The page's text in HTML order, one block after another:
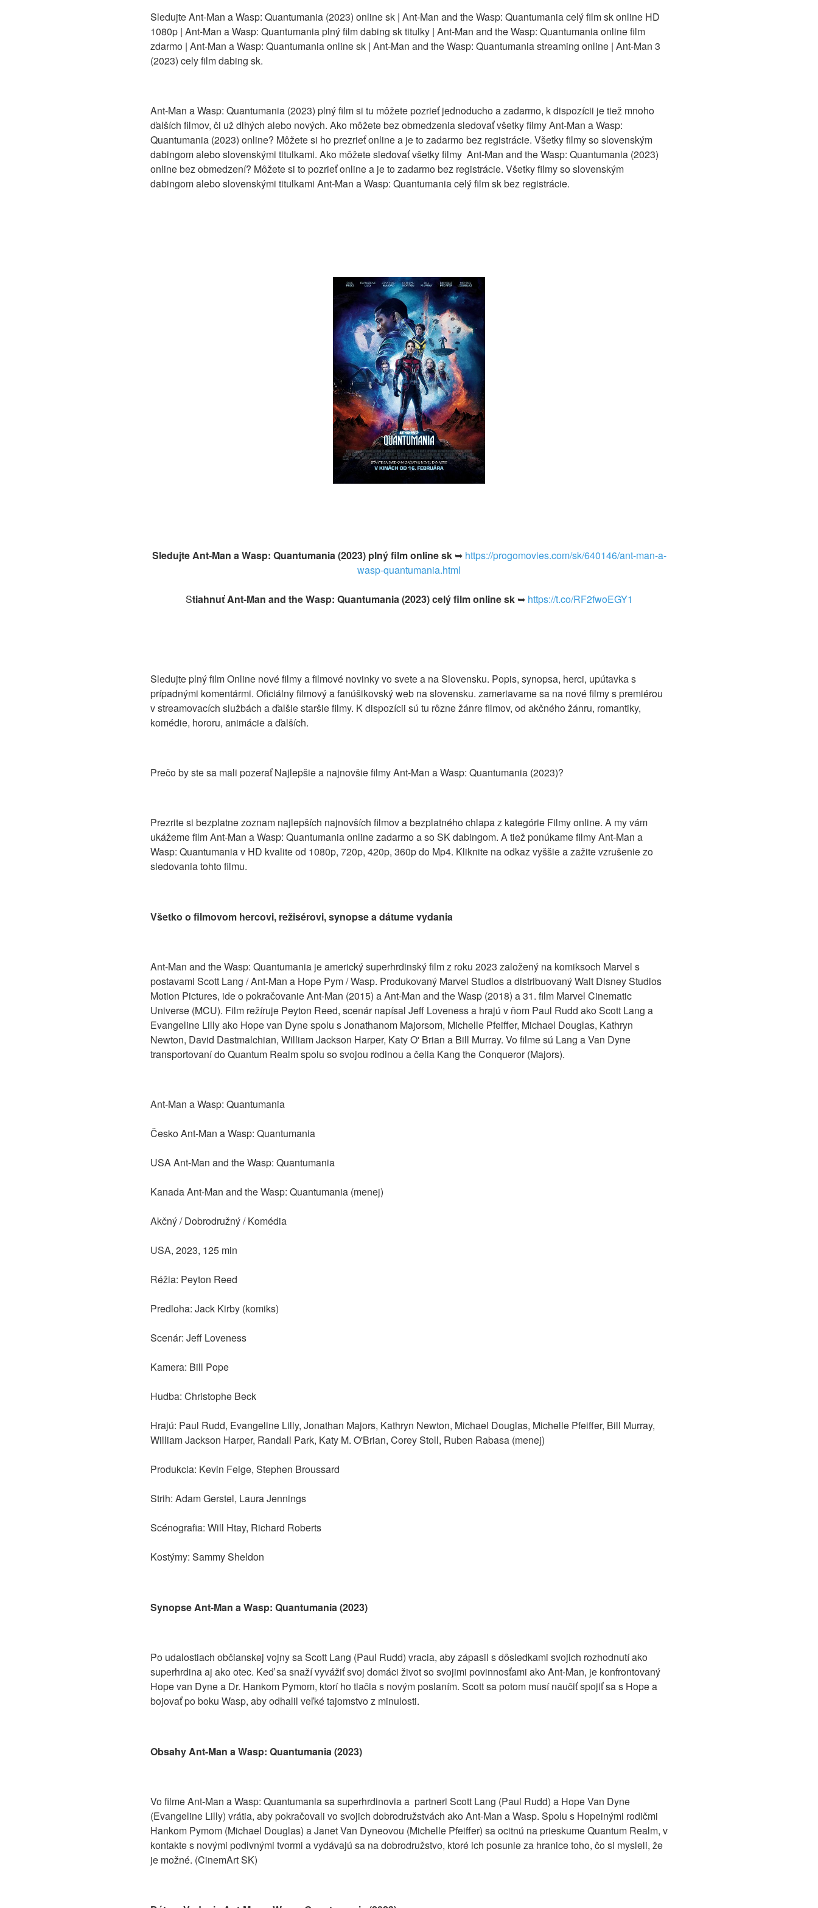
Sledujte Ant-Man a Wasp: Quantumania (2023) online sk | Ant-Man and the Wasp: Quantumania celý film sk online HD
1080p | Ant-Man a Wasp: Quantumania plný film dabing sk titulky | Ant-Man and the Wasp: Quantumania online film
zdarmo | Ant-Man a Wasp: Quantumania online sk | Ant-Man and the Wasp: Quantumania streaming online | Ant-Man 3
(2023) cely film dabing sk.
Ant-Man a Wasp: Quantumania (2023) plný film si tu môžete pozrieť jednoducho a zadarmo, k dispozícii je tiež mnoho
ďalších filmov, či už dlhých alebo nových. Ako môžete bez obmedzenia sledovať všetky filmy Ant-Man a Wasp:
Quantumania (2023) online? Môžete si ho prezrieť online a je to zadarmo bez registrácie. Všetky filmy so slovenským
dabingom alebo slovenskými titulkami. Ako môžete sledovať všetky filmy Ant-Man and the Wasp: Quantumania (2023)
online bez obmedzení? Môžete si to pozrieť online a je to zadarmo bez registrácie. Všetky filmy so slovenským
dabingom alebo slovenskými titulkami Ant-Man a Wasp: Quantumania celý film sk bez registrácie.
Sledujte Ant-Man a Wasp: Quantumania (2023) plný film online sk➥ https://progomovies.com/sk/640146/ant-man-a-
wasp-quantumania.html
Stiahnuť Ant-Man and the Wasp: Quantumania (2023) celý film online sk➥ https://t.co/RF2fwoEGY1
Sledujte plný film Online nové filmy a filmové novinky vo svete a na Slovensku. Popis, synopsa, herci, upútavka s
prípadnými komentármi. Oficiálny filmový a fanúšikovský web na slovensku. zameriavame sa na nové filmy s premiérou
v streamovacích službách a ďalšie staršie filmy. K dispozícii sú tu rôzne žánre filmov, od akčného žánru, romantiky,
komédie, hororu, animácie a ďalších.
Prečo by ste sa mali pozerať Najlepšie a najnovšie filmy Ant-Man a Wasp: Quantumania (2023)?
Prezrite si bezplatne zoznam najlepších najnovších filmov a bezplatného chlapa z kategórie Filmy online. A my vám
ukážeme film Ant-Man a Wasp: Quantumania online zadarmo a so SK dabingom. A tiež ponúkame filmy Ant-Man a
Wasp: Quantumania v HD kvalite od 1080p, 720p, 420p, 360p do Mp4. Kliknite na odkaz vyššie a zažite vzrušenie zo
sledovania tohto filmu.
Všetko o filmovom hercovi, režisérovi, synopse a dátume vydania
Ant-Man and the Wasp: Quantumania je americký superhrdinský film z roku 2023 založený na komiksoch Marvel s
postavami Scott Lang / Ant-Man a Hope Pym / Wasp. Produkovaný Marvel Studios a distribuovaný Walt Disney Studios
Motion Pictures, ide o pokračovanie Ant-Man (2015) a Ant-Man and the Wasp (2018) a 31. film Marvel Cinematic
Universe (MCU). Film režíruje Peyton Reed, scenár napísal Jeff Loveness a hrajú v ňom Paul Rudd ako Scott Lang a
Evangeline Lilly ako Hope van Dyne spolu s Jonathanom Majorsom, Michelle Pfeiffer, Michael Douglas, Kathryn
Newton, David Dastmalchian, William Jackson Harper, Katy O' Brian a Bill Murray. Vo filme sú Lang a Van Dyne
transportovaní do Quantum Realm spolu so svojou rodinou a čelia Kang the Conqueror (Majors).
Ant-Man a Wasp: Quantumania
Česko Ant-Man a Wasp: Quantumania
USA Ant-Man and the Wasp: Quantumania
Kanada Ant-Man and the Wasp: Quantumania (menej)
Akčný / Dobrodružný / Komédia
USA, 2023, 125 min
Réžia: Peyton Reed
Predloha: Jack Kirby (komiks)
Scenár: Jeff Loveness
Kamera: Bill Pope
Hudba: Christophe Beck
Hrajú: Paul Rudd, Evangeline Lilly, Jonathan Majors, Kathryn Newton, Michael Douglas, Michelle Pfeiffer, Bill Murray,
William Jackson Harper, Randall Park, Katy M. O'Brian, Corey Stoll, Ruben Rabasa (menej)
Produkcia: Kevin Feige, Stephen Broussard
Strih: Adam Gerstel, Laura Jennings
Scénografia: Will Htay, Richard Roberts
Kostýmy: Sammy Sheldon
Synopse Ant-Man a Wasp: Quantumania (2023)
Po udalostiach občianskej vojny sa Scott Lang (Paul Rudd) vracia, aby zápasil s dôsledkami svojich rozhodnutí ako
superhrdina aj ako otec. Keď sa snaží vyvážiť svoj domáci život so svojimi povinnosťami ako Ant-Man, je konfrontovaný
Hope van Dyne a Dr. Hankom Pymom, ktorí ho tlačia s novým poslaním. Scott sa potom musí naučiť spojiť sa s Hope a
bojovať po boku Wasp, aby odhalil veľké tajomstvo z minulosti.
Obsahy Ant-Man a Wasp: Quantumania (2023)
Vo filme Ant-Man a Wasp: Quantumania sa superhrdinovia a partneri Scott Lang (Paul Rudd) a Hope Van Dyne
(Evangeline Lilly) vrátia, aby pokračovali vo svojich dobrodružstvách ako Ant-Man a Wasp. Spolu s Hopeinými rodičmi
Hankom Pymom (Michael Douglas) a Janet Van Dyneovou (Michelle Pfeiffer) sa ocitnú na prieskume Quantum Realm, v
kontakte s novými podivnými tvormi a vydávajú sa na dobrodružstvo, ktoré ich posunie za hranice toho, čo si mysleli, že
je možné. (CinemArt SK)